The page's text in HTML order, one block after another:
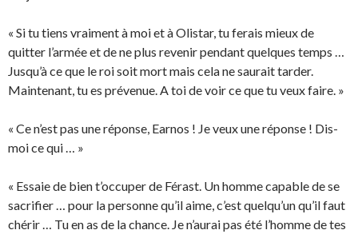
« Si tu tiens vraiment à moi et à Olistar, tu ferais mieux de
quitter l’armée et de ne plus revenir pendant quelques temps …
Jusqu’à ce que le roi soit mort mais cela ne saurait tarder.
Maintenant, tu es prévenue. A toi de voir ce que tu veux faire. »
« Ce n’est pas une réponse, Earnos ! Je veux une réponse ! Dis-
moi ce qui … »
« Essaie de bien t’occuper de Férast. Un homme capable de se
sacrifier … pour la personne qu’il aime, c’est quelqu’un qu’il faut
chérir … Tu en as de la chance. Je n’aurai pas été l’homme de tes